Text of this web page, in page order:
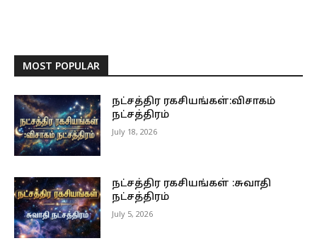
MOST POPULAR
நட்சத்திர ரகசியங்கள்:விசாகம்
நட்சத்திரம்
July 18, 2026
நட்சத்திர ரகசியங்கள் :சுவாதி
நட்சத்திரம்
July 5, 2026